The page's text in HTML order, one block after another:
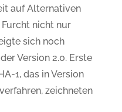
auf Alternativen
Furcht nicht nur
sich noch
Version 2.0. Erste
1, das in Version
zeichneten